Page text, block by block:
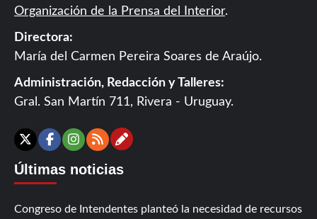
Organización de la Prensa del Interior.
Directora:
María del Carmen Pereira Soares de Araújo.
Administración, Redacción y Talleres:
Gral. San Martín 711, Rivera - Uruguay.
X Facebook
Instagram
RSSContáctanos
Últimas noticias
Congreso de Intendentes planteó la necesidad de recursos